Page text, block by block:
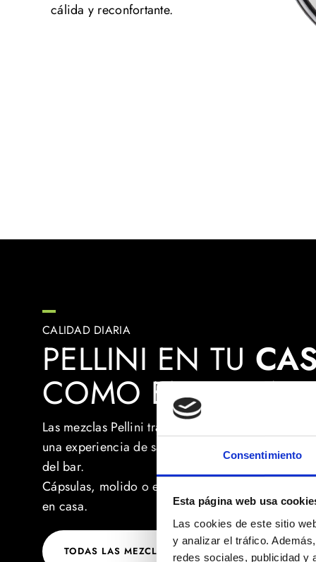
Consentimiento
Esta página web usa
Las cookies de este sitio
y analizar el tráfico.
redes sociales, publicidad y
cálida y reconfortante.
CALIDAD DIARIA
PELLINI EN TU
COMO EN EL BAR
Las mezclas Pellini transforman cada pausa en
una experiencia de sabor, con la misma calidad
del bar.
Cápsulas, molido o en grano: elige tu modo de
en casa.
TODAS LAS MEZCLAS